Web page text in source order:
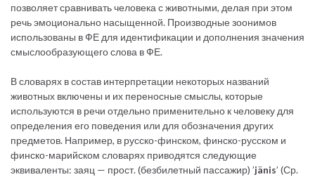
позволяет сравнивать человека с животными, делая при этом
речь эмоционально насыщенной. Производные зоонимов
использованы в ФЕ для идентификации и дополнения значения
смыслообразующего слова в ФЕ.
В словарях в состав интерпретации некоторых названий
животных включены и их переносные смыслы, которые
используются в речи отдельно применительно к человеку для
определения его поведения или для обозначения других
предметов. Например, в русско-финском, финско-русском и
финско-марийском словарях приводятся следующие
эквиваленты: заяц — прост. (безбилетный пассажир) ’jänis’ (Ср.